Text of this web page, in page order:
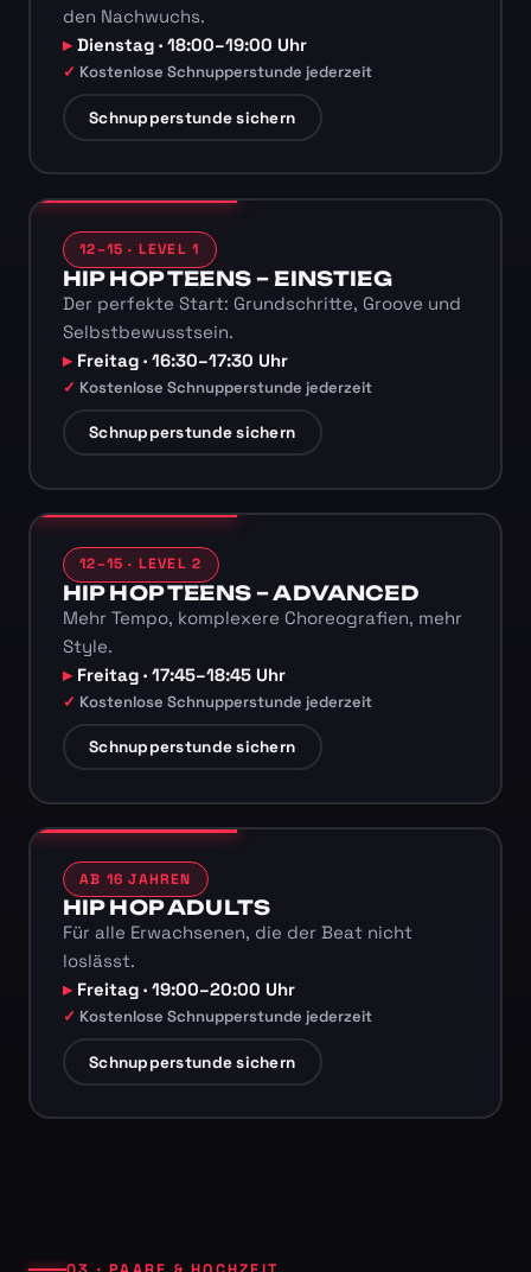
den Nachwuchs.
Dienstag · 18:00–19:00 Uhr
Kostenlose Schnupperstunde jederzeit
Schnupperstunde sichern
12–15 · LEVEL 1
HIP HOP TEENS – EINSTIEG
Der perfekte Start: Grundschritte, Groove und
Selbstbewusstsein.
Freitag · 16:30–17:30 Uhr
Kostenlose Schnupperstunde jederzeit
Schnupperstunde sichern
12–15 · LEVEL 2
HIP HOP TEENS – ADVANCED
Mehr Tempo, komplexere Choreografien, mehr
Style.
Freitag · 17:45–18:45 Uhr
Kostenlose Schnupperstunde jederzeit
Schnupperstunde sichern
AB 16 JAHREN
HIP HOP ADULTS
Für alle Erwachsenen, die der Beat nicht
loslässt.
Freitag · 19:00–20:00 Uhr
Kostenlose Schnupperstunde jederzeit
Schnupperstunde sichern